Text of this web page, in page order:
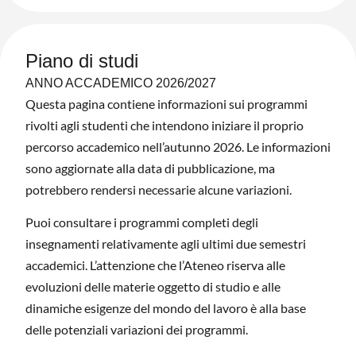
Piano di studi
ANNO ACCADEMICO 2026/2027
Questa pagina contiene informazioni sui programmi
rivolti agli studenti che intendono iniziare il proprio
percorso accademico nell’autunno 2026. Le informazioni
sono aggiornate alla data di pubblicazione, ma
potrebbero rendersi necessarie alcune variazioni.
Puoi consultare i programmi completi degli
insegnamenti relativamente agli ultimi due semestri
accademici. L’attenzione che l’Ateneo riserva alle
evoluzioni delle materie oggetto di studio e alle
dinamiche esigenze del mondo del lavoro è alla base
delle potenziali variazioni dei programmi.